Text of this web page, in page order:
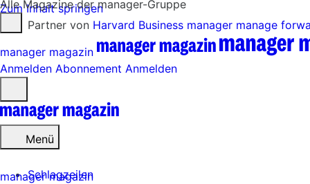
Zum Inhalt springen
Partner von Harvard Business manager manage
manager magazin
Anmelden Abonnement Anmelden
öffnen
Menü
Schlagzeilen
Alle Magazine der manager-Gruppe
manager magazin